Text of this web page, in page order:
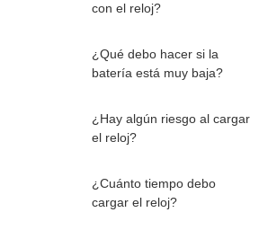
con el reloj?
¿Qué debo hacer si la
batería está muy baja?
¿Hay algún riesgo al cargar
el reloj?
¿Cuánto tiempo debo
cargar el reloj?